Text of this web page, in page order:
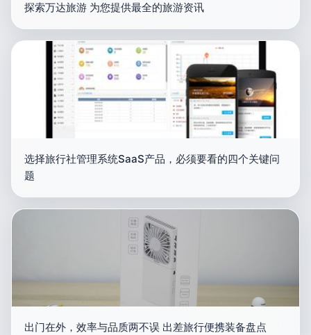
探索万达旅游 为您提供最全的旅游资讯
选择旅行社管理系统SaaS产品，必须要看的四个关键问
题
出门在外，效率与品质两不误 出差旅行便携装备盘点